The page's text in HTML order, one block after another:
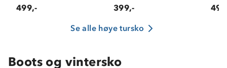
499,- 399,-
Se alle høye tursko
Boots og vintersko